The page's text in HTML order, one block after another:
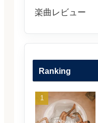
楽曲レビュー
Ranking